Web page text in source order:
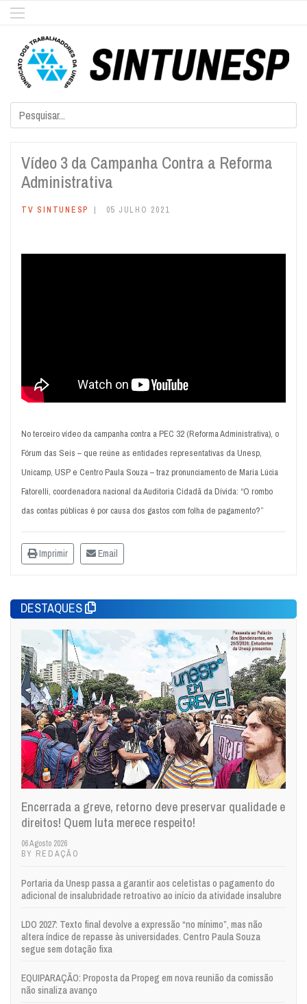
Vídeo 3 da Campanha Contra a Reforma
Administrativa
TV SINTUNESP 05 JULHO 2021
No terceiro vídeo da campanha contra a PEC 32 (Reforma Administrativa), o
Fórum das Seis – que reúne as entidades representativas da Unesp,
Unicamp, USP e Centro Paula Souza – traz pronunciamento de Maria Lúcia
Fatorelli, coordenadora nacional da Auditoria Cidadã da Dívida: “O rombo
das contas públicas é por causa dos gastos com folha de pagamento?”
Imprimir Email
DESTAQUES
Encerrada a greve, retorno deve preservar qualidade e
direitos! Quem luta merece respeito!
06 Agosto 2026
BY REDAÇÃO
Portaria da Unesp passa a garantir aos celetistas o pagamento do
adicional de insalubridade retroativo ao início da atividade insalubre
LDO 2027: Texto final devolve a expressão “no mínimo”, mas não
altera índice de repasse às universidades. Centro Paula Souza
segue sem dotação fixa
EQUIPARAÇÃO: Proposta da Propeg em nova reunião da comissão
não sinaliza avanço